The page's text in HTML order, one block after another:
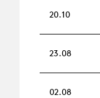
20.10
23.08
02.08